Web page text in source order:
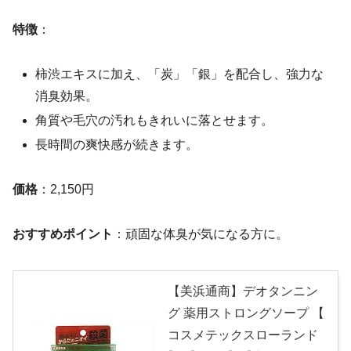
特徴 ：
柿渋エキスに加え、「炭」「銀」を配合し、強力な
消臭効果。
角質や毛穴の汚れもきれいに落とせます。
長時間の爽快感が続きます。
価格 ：2,150円
おすすめポイント ：頑固な体臭が気になる方に。
【美浜通商】デオタンニン
グ 薬用ストロングソープ 【
コスメテックスローランド